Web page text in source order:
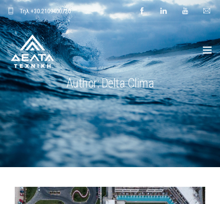
Τηλ.+30.2109400720
ΑΡΧΙΚΗ
ΕΤΑΙΡΕΙΑ
ΕΦΑΡΜΟΓΕΣ
ΕΝΔΕΙΚΤΙΚΑ ΕΡΓΑ
ΠΡΟΙΟΝΤΑ
Author: Delta Clima